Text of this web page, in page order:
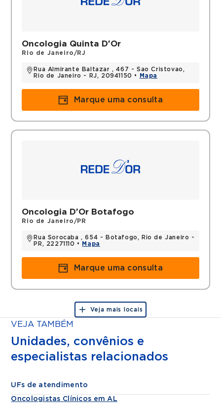
Oncologia Quinta D'Or
Rio de Janeiro/RJ
Rua Almirante Baltazar , 467 - Sao Cristovao,
Rio de Janeiro - RJ, 20941150 •
Mapa
Marque uma consulta
Oncologia D'Or Botafogo
Rio de Janeiro/PR
Rua Sorocaba , 654 - Botafogo, Rio de Janeiro -
PR, 22271110 •
Mapa
Marque uma consulta
Veja mais locais
VEJA TAMBÉM
Unidades, convênios e
especialistas relacionados
UFs de atendimento
Oncologistas Clínicos em AL